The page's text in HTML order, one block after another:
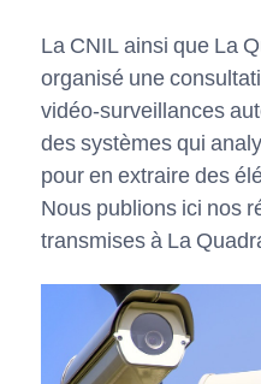
La CNIL ainsi que La
organisé une
vidéo-surveillances
des systèmes qui
pour en extraire des
Nous publions ici nos
transmises à La